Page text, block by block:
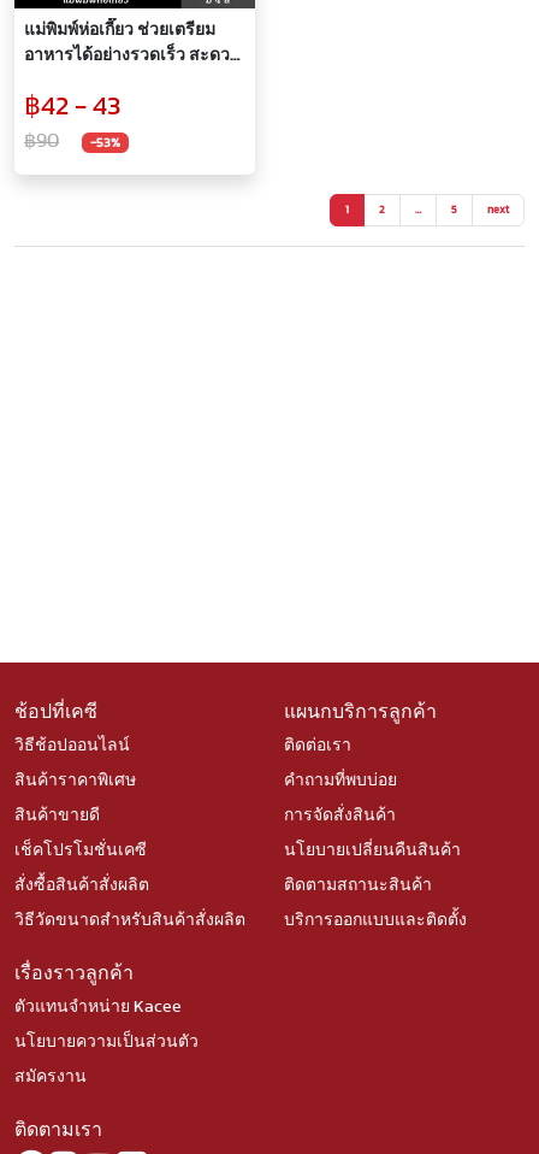
แม่พิมพ์ห่อเกี๊ยว ช่วยเตรียม
อาหารได้อย่างรวดเร็ว สะดวก
฿42 - 43
฿90 -53%
1 2 … 5 next
ช้อปที่เคซี
วิธีช้อปออนไลน์
สินค้าราคาพิเศษ
สินค้าขายดี
เช็คโปรโมชั่นเคซี
สั่งซื้อสินค้าสั่งผลิต
วิธีวัดขนาดสำหรับสินค้าสั่งผลิต
แผนกบริการลูกค้า
ติดต่อเรา
คำถามที่พบบ่อย
การจัดสั่งสินค้า
นโยบายเปลี่ยนคืนสินค้า
ติดตามสถานะสินค้า
บริการออกแบบและติดตั้ง
เรื่องราวลูกค้า
ตัวแทนจำหน่าย Kacee
นโยบายความเป็นส่วนตัว
สมัครงาน
ติดตามเรา